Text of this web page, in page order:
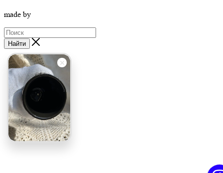
made by
Найти